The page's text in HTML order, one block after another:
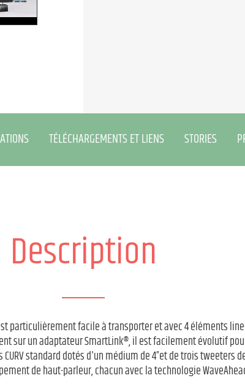
TÉLÉCHARGEMENTS ET LIENS STORIES
Description
particulièrement facile à transporter et avec 4 éléments
sur un adaptateur SmartLink®, il est facilement évolutif
standard dotés d'un médium de 4”et de trois tweeters
de haut-parleur, chacun avec la technologie